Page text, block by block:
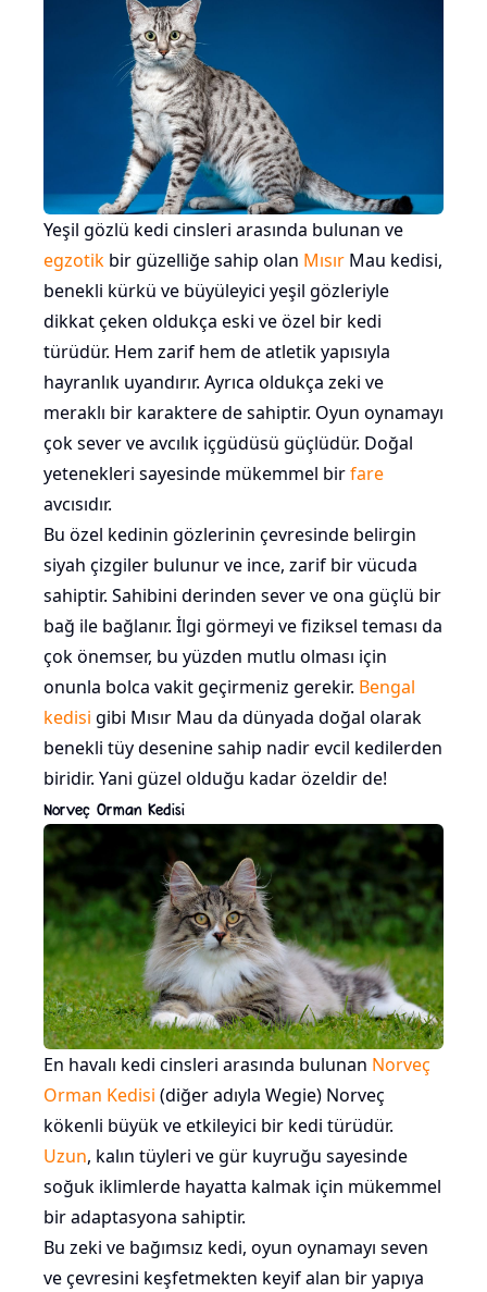
Yeşil gözlü kedi cinsleri arasında bulunan ve
egzotik bir güzelliğe sahip olan Mısır Mau kedisi,
benekli kürkü ve büyüleyici yeşil gözleriyle
dikkat çeken oldukça eski ve özel bir kedi
türüdür. Hem zarif hem de atletik yapısıyla
hayranlık uyandırır. Ayrıca oldukça zeki ve
meraklı bir karaktere de sahiptir. Oyun oynamayı
çok sever ve avcılık içgüdüsü güçlüdür. Doğal
yetenekleri sayesinde mükemmel birfare
avcısıdır.
Bu özel kedinin gözlerinin çevresinde belirgin
siyah çizgiler bulunur ve ince, zarif bir vücuda
sahiptir. Sahibini derinden sever ve ona güçlü bir
bağ ile bağlanır. İlgi görmeyi ve fiziksel teması da
çok önemser, bu yüzden mutlu olması için
onunla bolca vakit geçirmeniz gerekir. Bengal
kedisi gibi Mısır Mau da dünyada doğal olarak
benekli tüy desenine sahip nadir evcil kedilerden
biridir. Yani güzel olduğu kadar özeldir de!
Norveç Orman Kedisi
En havalı kedi cinsleri arasında bulunan Norveç
Orman Kedisi (diğer adıyla Wegie) Norveç
kökenli büyük ve etkileyici bir kedi türüdür.
Uzun, kalın tüyleri ve gür kuyruğu sayesinde
soğuk iklimlerde hayatta kalmak için mükemmel
bir adaptasyona sahiptir.
Bu zeki ve bağımsız kedi, oyun oynamayı seven
ve çevresini keşfetmekten keyif alan bir yapıya